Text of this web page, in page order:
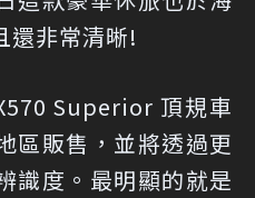
還非常清晰!
Superior 頂規車
區販售，並將透過更
識度。最明顯的就是